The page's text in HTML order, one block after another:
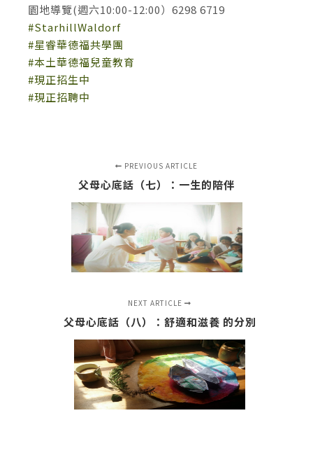
園地導覽(週六10:00-12:00）6298 6719
#StarhillWaldorf
#星睿華德福共學團
#本土華德福兒童教育
#現正招生中
#現正招聘中
PREVIOUS ARTICLE
父母心底話（七）：一生的陪伴
NEXT ARTICLE
父母心底話（八）：舒適和滋養 的分別